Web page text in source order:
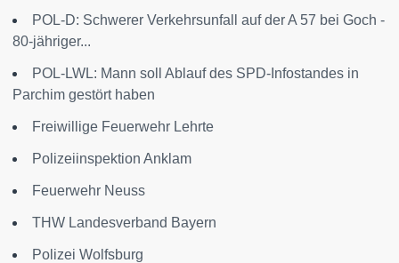
POL-D: Schwerer Verkehrsunfall auf der A 57 bei Goch -
80-jähriger...
POL-LWL: Mann soll Ablauf des SPD-Infostandes in
Parchim gestört haben
Freiwillige Feuerwehr Lehrte
Polizeiinspektion Anklam
Feuerwehr Neuss
THW Landesverband Bayern
Polizei Wolfsburg